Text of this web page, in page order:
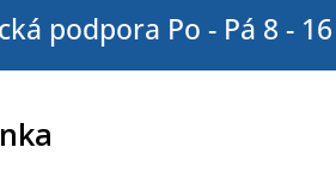
podpora Po - Pá 8 - 16